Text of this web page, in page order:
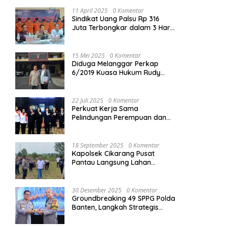
11 April 2025 0 Komentar
Sindikat Uang Palsu Rp 316
Juta Terbongkar dalam 3 Hari,
15 Mei 2025 0 Komentar
Diduga Melanggar Perkap
6/2019 Kuasa Hukum Rudy
22 Juli 2025 0 Komentar
Perkuat Kerja Sama
Pelindungan Perempuan dan
nasional Korea Selatan
18 September 2025 0 Komentar
Kapolsek Cikarang Pusat
Pantau Langsung Lahan
30 Desember 2025 0 Komentar
Groundbreaking 49 SPPG Polda
Banten, Langkah Strategis